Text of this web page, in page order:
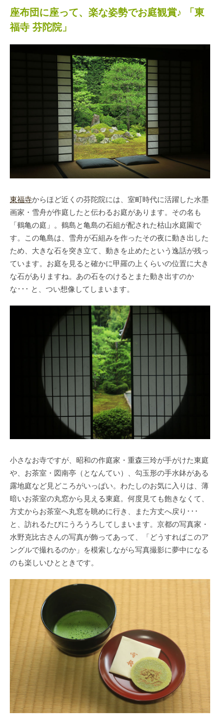
座布団に座って、楽な姿勢でお庭観賞♪ 「東
福寺 芬陀院」
東福寺からほど近くの芬陀院には、室町時代に活躍した水墨
画家・雪舟が作庭したと伝わるお庭があります。その名も
「鶴亀の庭」。鶴島と亀島の石組が配された枯山水庭園で
す。この亀島は、雪舟が石組みを作ったその夜に動き出した
ため、大きな石を突き立て、動きを止めたという逸話が残っ
ています。お庭を見ると確かに甲羅の上くらいの位置に大き
な石がありますね。あの石をのけるとまた動き出すのか
な･･･ と、つい想像してしまいます。
小さなお寺ですが、昭和の作庭家・重森三玲が手がけた東庭
や、お茶室・図南亭（となんてい）、勾玉形の手水鉢がある
露地庭など見どころがいっぱい。わたしのお気に入りは、薄
暗いお茶室の丸窓から見える東庭。何度見ても飽きなくて、
方丈からお茶室へ丸窓を眺めに行き、また方丈へ戻り･･･
と、訪れるたびにうろうろしてしまいます。京都の写真家・
水野克比古さんの写真が飾ってあって、「どうすればこのア
ングルで撮れるのか」を模索しながら写真撮影に夢中になる
のも楽しいひとときです。